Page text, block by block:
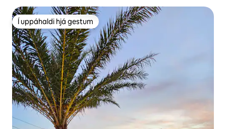
Í uppáhaldi hjá gestum
Í uppáhaldi hjá gestum